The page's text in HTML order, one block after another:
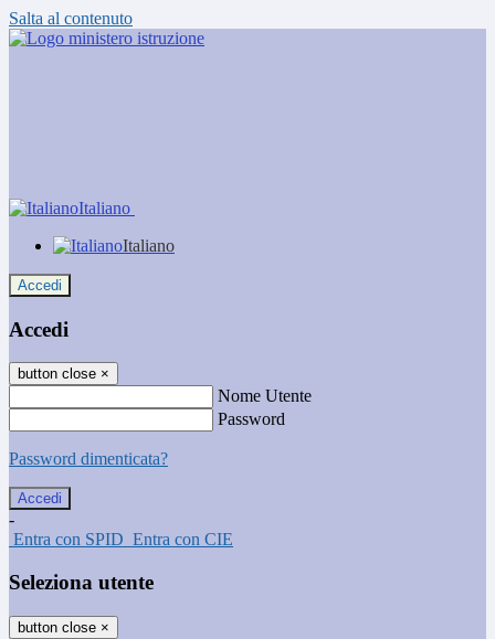
Salta al contenuto
Italiano
Italiano
Accedi
Accedi
button close ×
Nome Utente
Password
Password dimenticata?
-
Entra con SPID Entra con CIE
Seleziona utente
button close ×